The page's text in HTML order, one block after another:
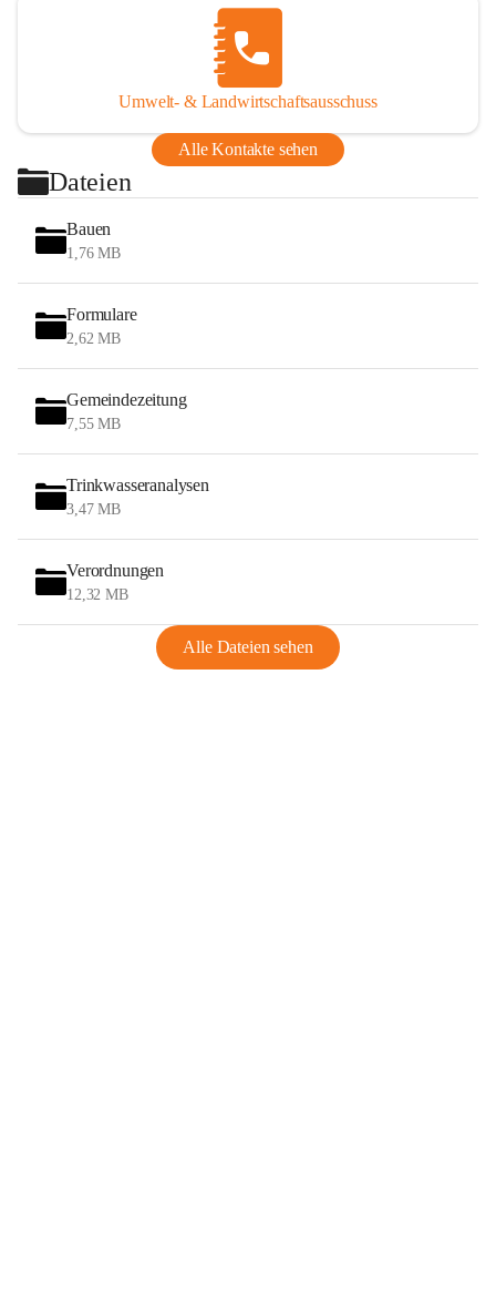
Umwelt- & Landwirtschaftsausschuss
Alle Kontakte sehen
Dateien
Bauen
1,76 MB
Formulare
2,62 MB
Gemeindezeitung
7,55 MB
Trinkwasseranalysen
3,47 MB
Verordnungen
12,32 MB
Alle Dateien sehen